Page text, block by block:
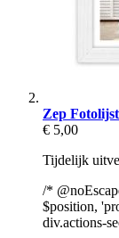
Zep
€ 5,00
Tijdelijk
/*
$position,
div.actions-